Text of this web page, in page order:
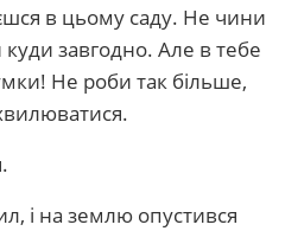
в цьому саду. Не чини
завгодно. Але в тебе
Не роби так більше,
і на землю опустився